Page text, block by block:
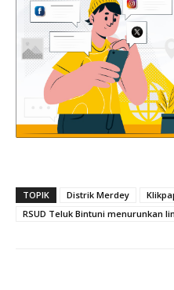
TOPIK Distrik Merdey
RSUD Teluk Bintuni menurunkan